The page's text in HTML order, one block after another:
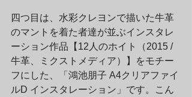
四つ目は、水彩クレヨンで描いた牛革
のマントを着た者達が並ぶインスタレ
ーション作品【12人のホイト（2015 /
牛革、ミクストメディア）】をモチー
フにした、「鴻池朋子 A4クリアファイ
ルD インスタレーション」です。こん